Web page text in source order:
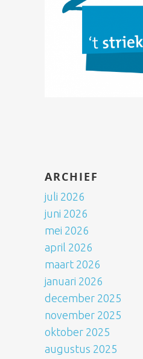
ARCHIEF
juli 2026
juni 2026
mei 2026
april 2026
maart 2026
januari 2026
december 2025
november 2025
oktober 2025
augustus 2025